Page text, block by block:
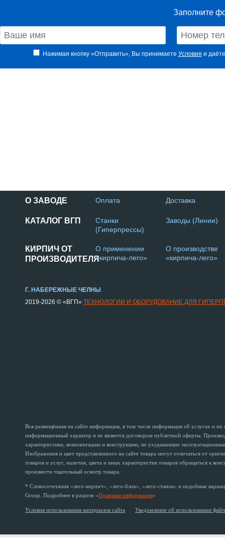
Заполните
Нажимая кнопку «Отправить», Вы принимаете Условия и
О ЗАВОДЕ Оплата Доставка
КАТАЛОГ ВГП
Станки
(Гиперпрессы)
Заводы (Линии)
КИРПИЧ ОТ
ПРОИЗВОДИТЕЛЯ
О применении
«кирпича-лего»
О производстве
«кирпича-лего»
Г. НАБЕРЕЖНЫЕ ЧЕЛНЫ
2019-2026 © «ВГП» ТЕХНОЛОГИИ И ОБОРУДОВАНИЕ ДЛЯ
Вся размещённая на сайте информация, в том числе информация об услугах и
информационный характер и не является договором публичной оферты.
характеристики, комплектацию и конструкцию, не ухудшающие
Изображения и цвет представленного на сайте товара могут отличаться от
товаров и услуг, наличия, цвета и иных характеристик товаров обращаться к
произвести тщательный осмотр товара.
* Словосочетания «лего-кирпич», «лего-блок», «лего-станок» и подобные
Group. Подробнее в разделе «Правовая информация»
Условия использования материалов сайта Уведомление об использовании